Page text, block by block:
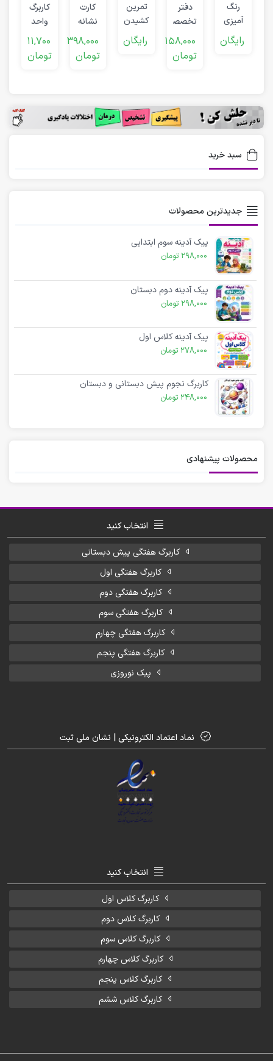
رنگ
آمیزی
کودکان
رایگان
دفتر
تخصصی
آموزش
اعداد
158,000
تومان
تمرین
کشیدن
الگو
پیش
رایگان
کارت
نشانه
های
الفبا
398,000
تومان
کاربرگ
واحد
کار
(اعضای
بدن)
11,700
تومان
سبد خرید
جدیدترین محصولات
پیک آدینه سوم ابتدایی
298,000 تومان
پیک آدینه دوم دبستان
298,000 تومان
پیک آدینه کلاس اول
278,000 تومان
کاربرگ نجوم پیش دبستانی و دبستان
248,000 تومان
محصولات پیشنهادی
انتخاب کنید
کاربرگ هفتگی پیش دبستانی
کاربرگ هفتگی اول
کاربرگ هفتگی دوم
کاربرگ هفتگی سوم
کاربرگ هفتگی چهارم
کاربرگ هفتگی پنجم
پیک نوروزی
نماد اعتماد الکترونیکی | نشان ملی ثبت
انتخاب کنید
کاربرگ کلاس اول
کاربرگ کلاس دوم
کاربرگ کلاس سوم
کاربرگ کلاس چهارم
کاربرگ کلاس پنجم
کاربرگ کلاس ششم